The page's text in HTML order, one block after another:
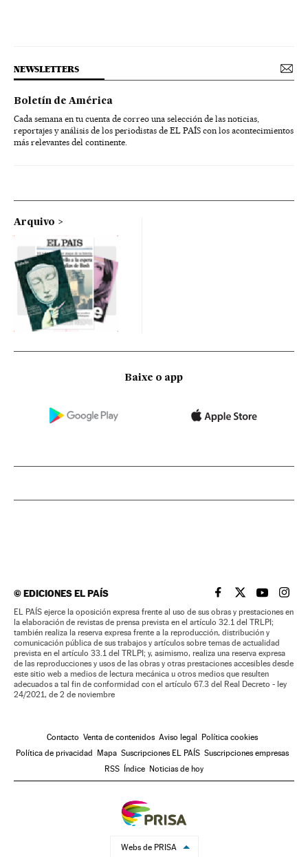
NEWSLETTERS
Boletín de América
Cada semana en tu cuenta de correo una selección de las noticias,
reportajes y análisis de los periodistas de EL PAÍS con los acontecimientos
más relevantes del continente.
Arquivo
Baixe o app
©EDICIONES EL PAÍS EL PAÍS BRASIL EN
EL PAÍSEL PAÍS
EL
EL PAÍS ejerce la oposición expresa frente al uso de sus obras y prestaciones en
la elaboración de revistas de prensa prevista en el artículo 32.1 del TRLPI;
también realiza la reserva expresa frente a la reproducción, distribución y
comunicación pública de sus trabajos y artículos sobre temas de actualidad
prevista en el artículo 33.1 del TRLPI; y, asimismo, realiza una reserva expresa
de las reproducciones y usos de las obras y otras prestaciones accesibles desde
este sitio web a medios de lectura mecánica u otros medios que resulten
adecuados a tal fin de conformidad con el artículo 67.3 del Real Decreto - ley
24/2021, de 2 de noviembre
Contacto Venta de contenidos Aviso legal
Política cookies
Política de privacidad
Mapa Suscripciones EL PAÍS Suscripciones empresas
RSS
Índice Noticias de hoy
Webs de PRISA